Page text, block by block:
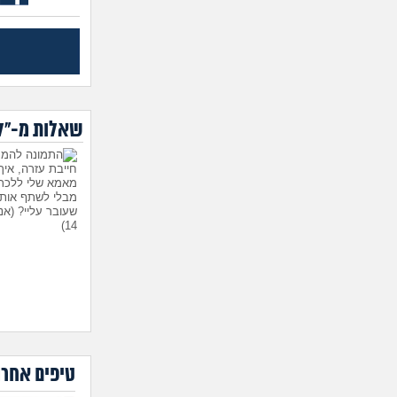
שאלות מ-
חייבת עזרה,
מאמא שלי ללכת
מבלי לשתף
שעובר עליי?
14)
היועצת
הבן שלי
טיפים